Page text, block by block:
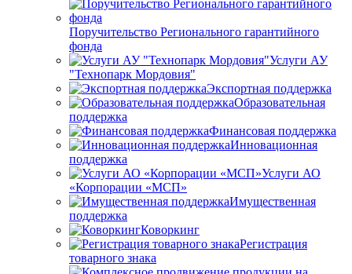
Поручительство Регионального гарантийного
фонда
Услуги АУ
"Технопарк Мордовия"
Экспортная поддержка
Образовательная
поддержка
Финансовая поддержка
Инновационная
поддержка
Услуги АО
«Корпорации «МСП»
Имущественная
поддержка
Коворкинг
Регистрация
товарного знака